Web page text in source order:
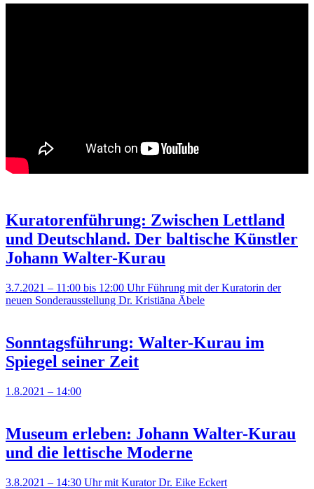
Kuratorenführung: Zwischen Lettland
und Deutschland. Der baltische Künstler
Johann Walter-Kurau
3.7.2021 – 11:00 bis 12:00 UhrFührung mit der Kuratorin der
neuen Sonderausstellung Dr. Kristiāna Ābele
Sonntagsführung: Walter-Kurau im
Spiegel seiner Zeit
1.8.2021 – 14:00
Museum erleben: Johann Walter-Kurau
und die lettische Moderne
3.8.2021 – 14:30 Uhrmit Kurator Dr. Eike Eckert